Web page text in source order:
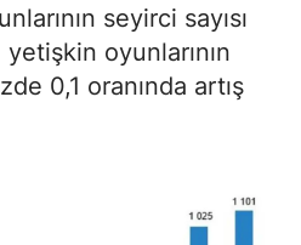
seyirci sayısı
oyunlarının
0,1 oranında artış